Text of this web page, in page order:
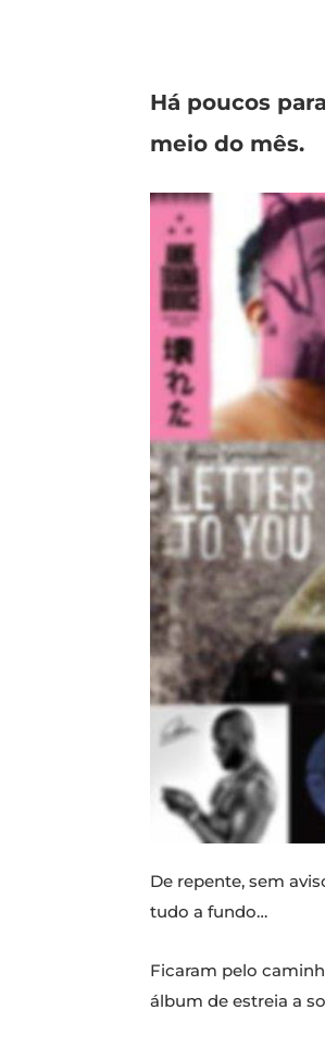
Há poucos
meio do mês.
De repente, sem
tudo a fundo…
Ficaram pelo
álbum de estreia a